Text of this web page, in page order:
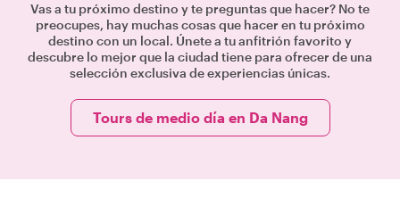
Vas a tu próximo destino y te preguntas que hacer? No te
preocupes, hay muchas cosas que hacer en tu próximo
destino con un local. Únete a tu anfitrión favorito y
descubre lo mejor que la ciudad tiene para ofrecer de una
selección exclusiva de experiencias únicas.
Tours de medio día en Da Nang